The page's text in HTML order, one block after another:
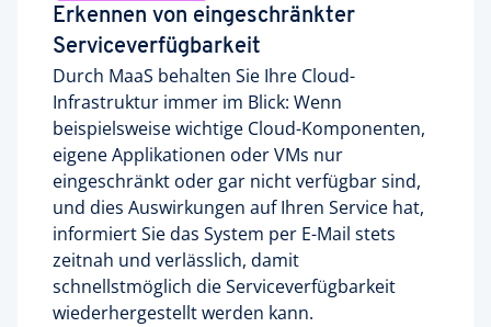
Erkennen von eingeschränkter
Serviceverfügbarkeit
Durch MaaS behalten Sie Ihre Cloud-
Infrastruktur immer im Blick: Wenn
beispielsweise wichtige Cloud-Komponenten,
eigene Applikationen oder VMs nur
eingeschränkt oder gar nicht verfügbar sind,
und dies Auswirkungen auf Ihren Service hat,
informiert Sie das System per E-Mail stets
zeitnah und verlässlich, damit
schnellstmöglich die Serviceverfügbarkeit
wiederhergestellt werden kann.